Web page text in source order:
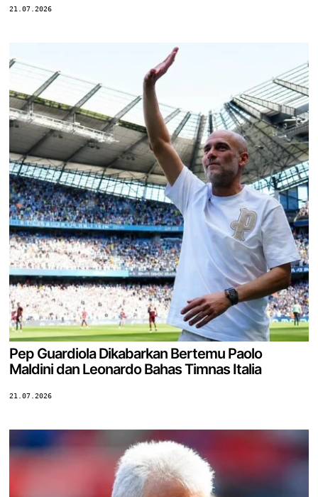
21.07.2026
Pep Guardiola Dikabarkan Bertemu Paolo
Maldini dan Leonardo Bahas Timnas Italia
21.07.2026